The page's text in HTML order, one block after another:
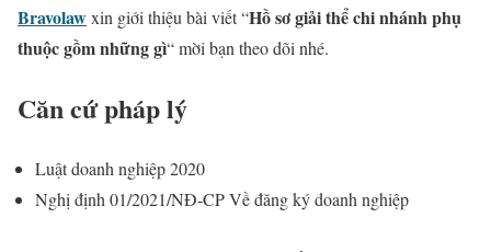
Bravolawxin giới thiệu bài viết “Hồ sơ giải thể chi nhánh phụ
thuộc gồm những gì“ mời bạn theo dõi nhé.
Căn cứ pháp lý
Luật doanh nghiệp 2020
Nghị định 01/2021/NĐ-CP Về đăng ký doanh nghiệp